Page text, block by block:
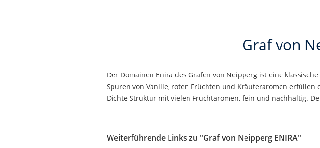
Graf von
Der Domainen Enira des Grafen von Neipperg ist eine
Spuren von Vanille, roten Früchten und Kräuteraromen erfüllen
Dichte Struktur mit vielen Fruchtaromen, fein und nachhaltig.
Weiterführende Links zu "Graf von Neipperg ENIRA"